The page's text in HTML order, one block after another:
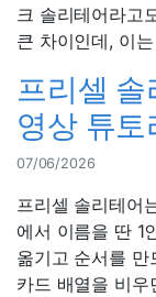
크 솔리테어라고
큰 차이인데, 이
프리셀
영상 튜
07/06/2026
프리셀 솔리테어
에서 이름을 딴 1
옮기고 순서를 만
카드 배열을 비우